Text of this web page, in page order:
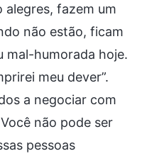
fazem um
não estão, ficam
mal-humorada hoje.
meu dever”.
a negociar com
não pode ser
pessoas